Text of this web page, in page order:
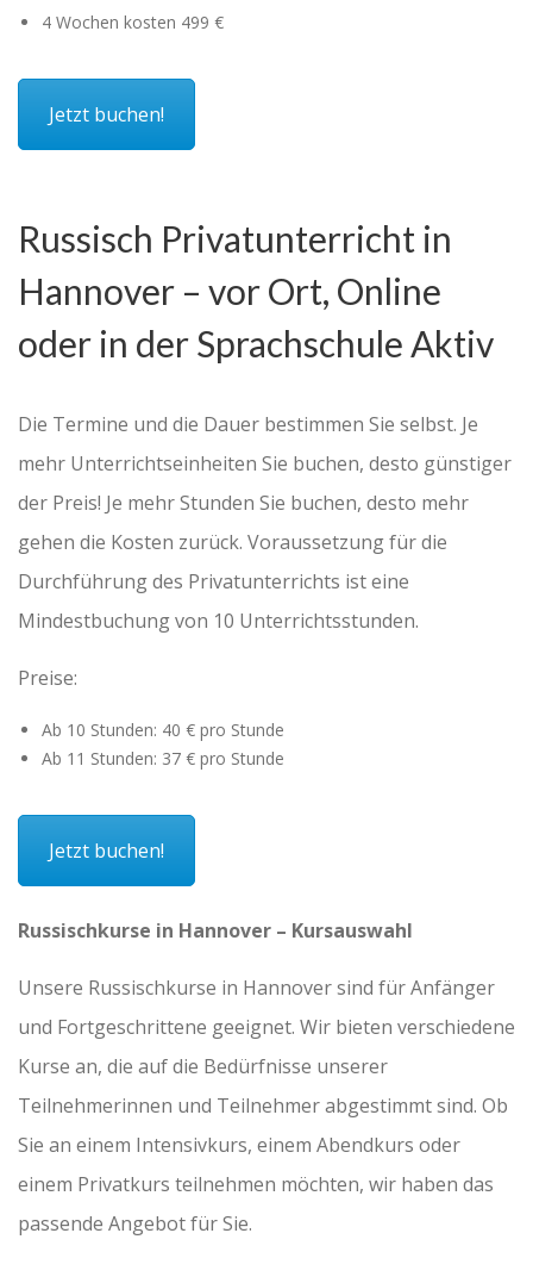
4 Wochen kosten 499 €
Jetzt buchen!
Russisch Privatunterricht in
Hannover – vor Ort, Online
oder in der Sprachschule Aktiv
Die Termine und die Dauer bestimmen Sie selbst. Je
mehr Unterrichtseinheiten Sie buchen, desto günstiger
der Preis! Je mehr Stunden Sie buchen, desto mehr
gehen die Kosten zurück. Voraussetzung für die
Durchführung des Privatunterrichts ist eine
Mindestbuchung von 10 Unterrichtsstunden.
Preise:
Ab 10 Stunden: 40 € pro Stunde
Ab 11 Stunden: 37 € pro Stunde
Jetzt buchen!
Russischkurse in Hannover – Kursauswahl
Unsere Russischkurse in Hannover sind für Anfänger
und Fortgeschrittene geeignet. Wir bieten verschiedene
Kurse an, die auf die Bedürfnisse unserer
Teilnehmerinnen und Teilnehmer abgestimmt sind. Ob
Sie an einem Intensivkurs, einem Abendkurs oder
einem Privatkurs teilnehmen möchten, wir haben das
passende Angebot für Sie.